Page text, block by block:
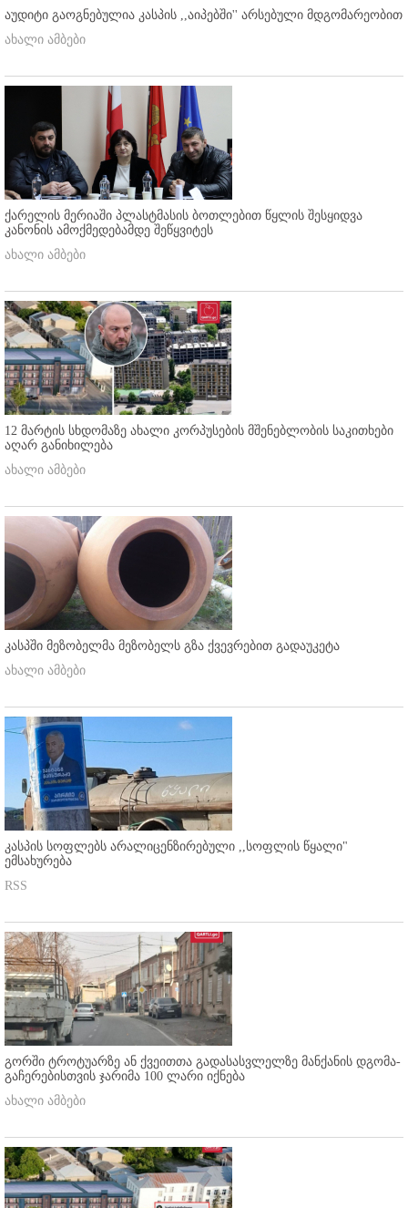
აუდიტი გაოგნებულია კასპის ,,აიპებში'' არსებული მდგომარეობით
ახალი ამბები
ქარელის მერიაში პლასტმასის ბოთლებით წყლის შესყიდვა
კანონის ამოქმედებამდე შეწყვიტეს
ახალი ამბები
12 მარტის სხდომაზე ახალი კორპუსების მშენებლობის საკითხები
აღარ განიხილება
ახალი ამბები
კასპში მეზობელმა მეზობელს გზა ქვევრებით გადაუკეტა
ახალი ამბები
კასპის სოფლებს არალიცენზირებული ,,სოფლის წყალი"
ემსახურება
RSS
გორში ტროტუარზე ან ქვეითთა გადასასვლელზე მანქანის დგომა-
გაჩერებისთვის ჯარიმა 100 ლარი იქნება
ახალი ამბები